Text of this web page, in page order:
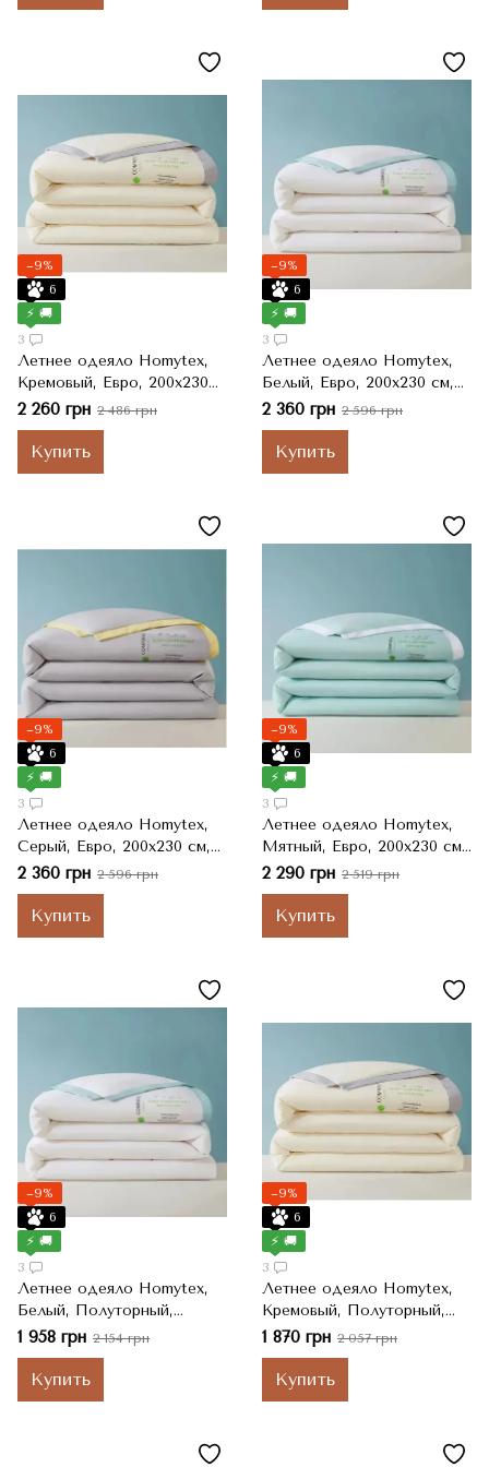
−9%
6
⚡ 🚚
3
Летнее одеяло Homytex,
Кремовый, Евро, 200x230
см, 3000 г
2 260 грн 2 486 грн
Купить
−9%
6
⚡ 🚚
3
Летнее одеяло Homytex,
Белый, Евро, 200x230 см,
3000 г
2 360 грн 2 596 грн
Купить
−9%
6
⚡ 🚚
3
Летнее одеяло Homytex,
Серый, Евро, 200x230 см,
3000 г
2 360 грн 2 596 грн
Купить
−9%
6
⚡ 🚚
3
Летнее одеяло Homytex,
Мятный, Евро, 200x230 см,
3000 г
2 290 грн 2 519 грн
Купить
−9%
6
⚡ 🚚
3
Летнее одеяло Homytex,
Белый, Полуторный,
150x200 см, 2000 г
1 958 грн 2 154 грн
Купить
−9%
6
⚡ 🚚
3
Летнее одеяло Homytex,
Кремовый, Полуторный,
150x200 см, 2000 г
1 870 грн 2 057 грн
Купить